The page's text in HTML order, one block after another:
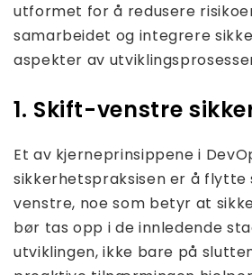
utformet for å redusere
samarbeidet og integrere
aspekter av
1. Skift-venstre
Et av kjerneprinsippene i
sikkerhetspraksisen er å flytte
venstre, noe som betyr at
bør tas opp i de innledende
utviklingen, ikke bare på